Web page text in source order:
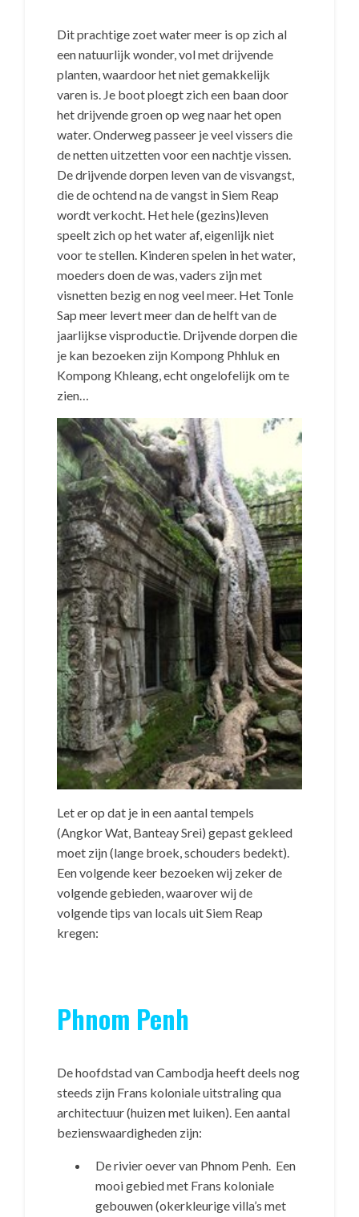
Dit prachtige zoet water meer is op zich al
een natuurlijk wonder, vol met drijvende
planten, waardoor het niet gemakkelijk
varen is. Je boot ploegt zich een baan door
het drijvende groen op weg naar het open
water. Onderweg passeer je veel vissers die
de netten uitzetten voor een nachtje vissen.
De drijvende dorpen leven van de visvangst,
die de ochtend na de vangst in Siem Reap
wordt verkocht. Het hele (gezins)leven
speelt zich op het water af, eigenlijk niet
voor te stellen. Kinderen spelen in het water,
moeders doen de was, vaders zijn met
visnetten bezig en nog veel meer. Het Tonle
Sap meer levert meer dan de helft van de
jaarlijkse visproductie. Drijvende dorpen die
je kan bezoeken zijn Kompong Phhluk en
Kompong Khleang, echt ongelofelijk om te
zien…
Let er op dat je in een aantal tempels
(Angkor Wat, Banteay Srei) gepast gekleed
moet zijn (lange broek, schouders bedekt).
Een volgende keer bezoeken wij zeker de
volgende gebieden, waarover wij de
volgende tips van locals uit Siem Reap
kregen:
Phnom Penh
De hoofdstad van Cambodja heeft deels nog
steeds zijn Frans koloniale uitstraling qua
architectuur (huizen met luiken). Een aantal
bezienswaardigheden zijn:
De rivier oever van Phnom Penh. Een
mooi gebied met Frans koloniale
gebouwen (okerkleurige villa’s met